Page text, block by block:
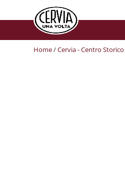
Home/Cervia - Centro Storico